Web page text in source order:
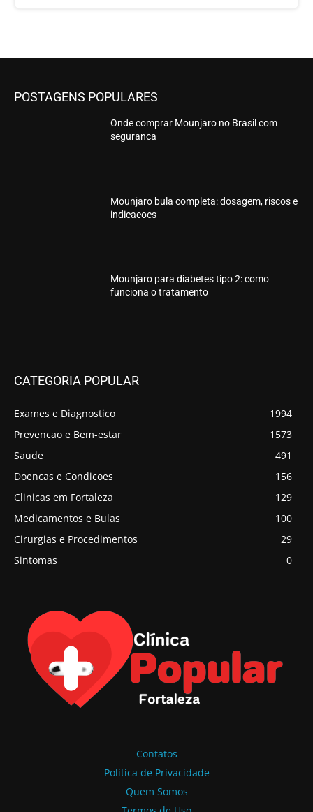
POSTAGENS POPULARES
Onde comprar Mounjaro no Brasil com
seguranca
Mounjaro bula completa: dosagem, riscos e
indicacoes
Mounjaro para diabetes tipo 2: como
funciona o tratamento
CATEGORIA POPULAR
Exames e Diagnostico
1994
Prevencao e Bem-estar
1573
Saude
491
Doencas e Condicoes
156
Clinicas em Fortaleza
129
Medicamentos e Bulas
100
Cirurgias e Procedimentos
29
Sintomas
0
Contatos
Política de Privacidade
Quem Somos